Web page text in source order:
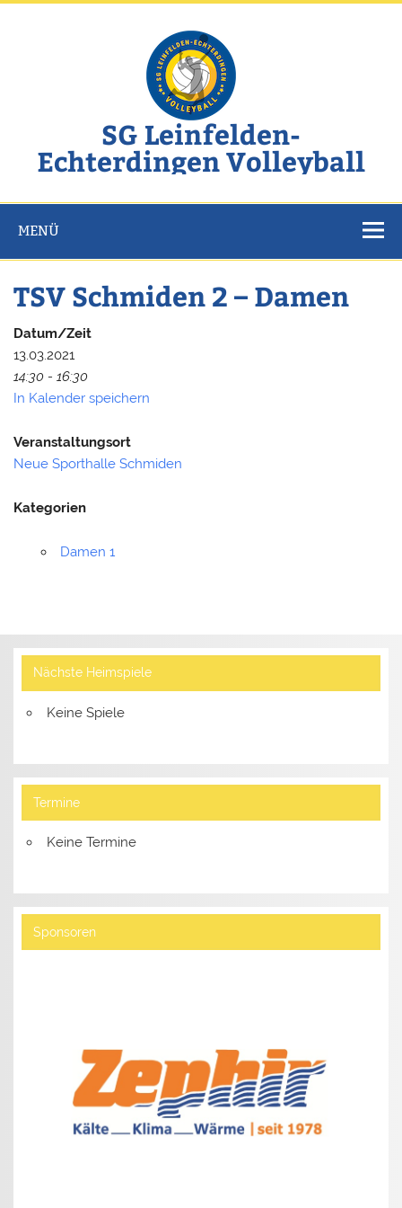
Zum
SG Leinfelden-
Echterdingen Volleyball
MENÜ
TSV Schmiden 2 – Damen
Datum/Zeit
13.03.2021
14:30 - 16:30
In Kalender speichern
Veranstaltungsort
Neue Sporthalle Schmiden
Kategorien
Damen 1
Nächste Heimspiele
Keine Spiele
Termine
Keine Termine
Sponsoren